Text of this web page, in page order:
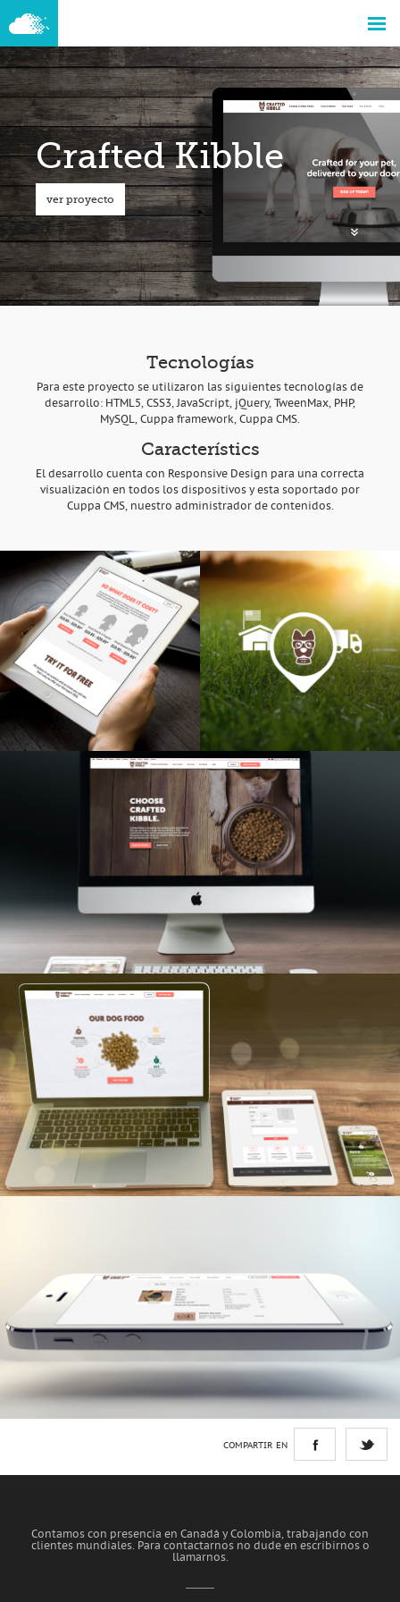
Crafted Kibble
ver proyecto
Tecnologías
Para este proyecto se utilizaron las siguientes tecnologías de
desarrollo: HTML5, CSS3, JavaScript, jQuery, TweenMax, PHP,
MySQL, Cuppa framework, Cuppa CMS.
Característics
El desarrollo cuenta con Responsive Design para una correcta
visualización en todos los dispositivos y esta soportado por
Cuppa CMS, nuestro administrador de contenidos.
COMPARTIR EN
Contamos con presencia en Canadá y Colombia, trabajando con
clientes mundiales. Para contactarnos no dude en escribirnos o
llamarnos.